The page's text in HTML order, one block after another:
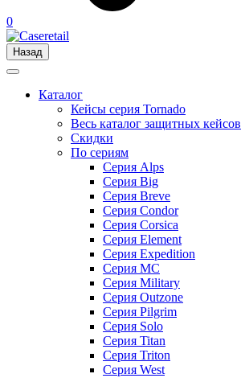
0
Назад
Каталог
Кейсы серия Tornado
Весь каталог защитных кейсов
Скидки
По сериям
Серия Alps
Серия Big
Серия Breve
Серия Condor
Серия Corsica
Серия Element
Серия Expedition
Серия MC
Серия Military
Серия Outzone
Серия Pilgrim
Серия Solo
Серия Titan
Серия Triton
Серия West